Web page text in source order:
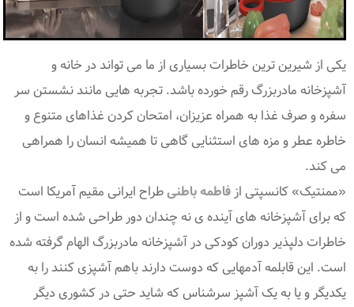
یکی از شیرین ترین خاطرات بسیاری از ما می تواند در خانه و
آشپزخانه مادربزرگ رقم خورده باشد. تجربه هایی مانند نشستن سر
سفره و صرف غذا به همراه عزیزان، امتحان کردن غذاهای متنوع و
خاطره عطر و مزه های استثنایی گاهی تا همیشه انسان را همراهی
می کند.
«ممنتیک» کانسپتی ازفاطمه باطنیطراح ایرانی مقیم آمریکا است
که برای آشپزخانه های آینده ی نه چندان دور طراحی شده است و از
خاطرات دلپذیر دوران کودکی در آشپزخانه مادربزرگ الهام گرفته شده
است. این قابلمه آدمهایی که دوست دارند باهم آشپزی کنند را به
یکدیگر و یا به یک آشپز سرشناس که شاید حتی در کشوری دیگر